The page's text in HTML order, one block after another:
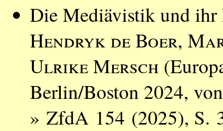
Die Mediävistik und
Hendryk de Boer,
Ulrike Mersch
Berlin/Boston 2024,
» ZfdA 154 (2025), S.